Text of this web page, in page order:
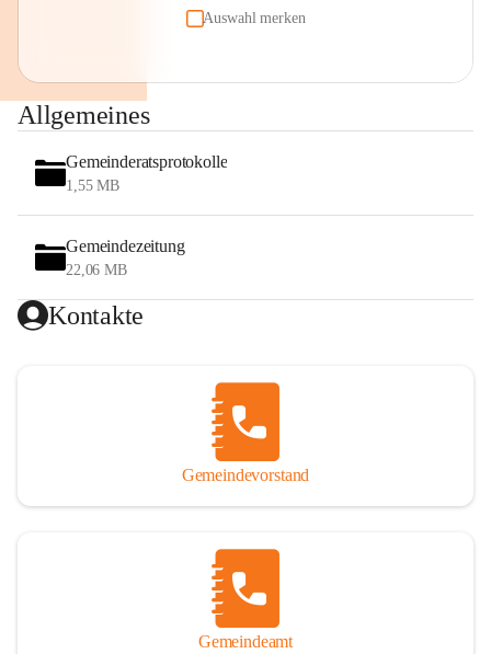
Auswahl merken
Allgemeines
Gemeinderatsprotokolle
1,55 MB
Gemeindezeitung
22,06 MB
Kontakte
Gemeindevorstand
Gemeindeamt